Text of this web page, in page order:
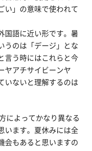
い」の意味で使われて
国語に近い形です。暑
うのは「デージ」とな
言う時にはこれらと今
ヤアチサイビーンヤ
いないと理解するのは
によってかなり異なる
います。夏休みには全
会もあると思いますの